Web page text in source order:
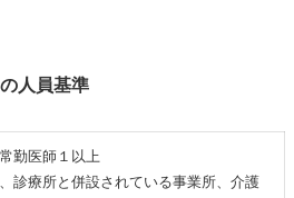
人員基準
勤医師１以上
、診療所と併設されている事業所、介護